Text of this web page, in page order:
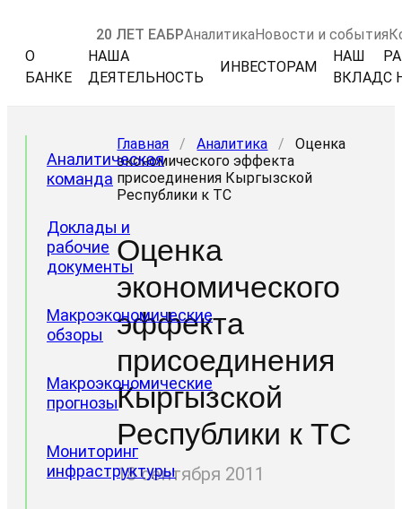
20 ЛЕТ ЕАБРАналитикаНовости и события
О
БАНКЕ
НАША
ДЕЯТЕЛЬНОСТЬ
ИНВЕСТОРАМ
НАШ
ВКЛАДС
Аналитическая
команда
Доклады и
рабочие
документы
Макроэкономические
обзоры
Макроэкономические
прогнозы
Мониторинг
инфраструктуры
Главная / Аналитика /
Оценка
экономического эффекта
присоединения Кыргызской
Республики к ТС
Оценка
экономического
эффекта
присоединения
Кыргызской
Республики к ТС
18 сентября 2011